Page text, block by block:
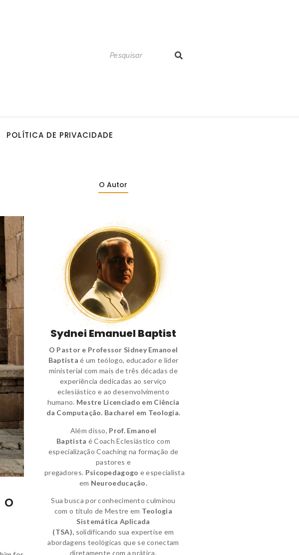
POLÍTICA DE PRIVACIDADE
o
O Autor
Sydnei Emanuel Baptist
O Pastor e Professor Sidney Emanoel
Baptista é um teólogo, educador e líder
ministerial com mais de três décadas de
experiência dedicadas ao serviço
eclesiástico e ao desenvolvimento
humano. Mestre Licenciado em Ciência
da Computação. Bacharel em Teologia.
Além disso, Prof. Emanoel
Baptista éCoach Eclesiástico com
especialização Coaching na formação de
pastores e
pregadores. Psicopedagogo eespecialista
em Neuroeducação.
Sua busca por conhecimento culminou
com o título de Mestre em Teologia
Sistemática Aplicada
(TSA), solidificando sua expertise em
abordagens teológicas que se conectam
diretamente com a prática.